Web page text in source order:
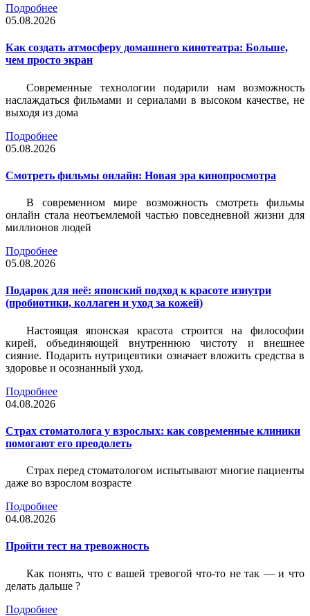
Подробнее
05.08.2026
Как создать атмосферу домашнего кинотеатра: Больше,
чем просто экран
Современные технологии подарили нам возможность
наслаждаться фильмами и сериалами в высоком качестве, не
выходя из дома
Подробнее
05.08.2026
Смотреть фильмы онлайн: Новая эра кинопросмотра
В современном мире возможность смотреть фильмы
онлайн стала неотъемлемой частью повседневной жизни для
миллионов людей
Подробнее
05.08.2026
Подарок для неё: японский подход к красоте изнутри
(пробиотики, коллаген и уход за кожей)
Настоящая японская красота строится на философии
кирей, объединяющей внутреннюю чистоту и внешнее
сияние. Подарить нутрицевтики означает вложить средства в
здоровье и осознанный уход.
Подробнее
04.08.2026
Страх стоматолога у взрослых: как современные клиники
помогают его преодолеть
Страх перед стоматологом испытывают многие пациенты
даже во взрослом возрасте
Подробнее
04.08.2026
Пройти тест на тревожность
Как понять, что с вашей тревогой что-то не так — и что
делать дальше ?
Подробнее